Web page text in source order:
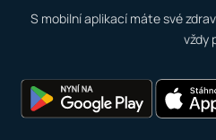
S mobilní aplikací máte své
vždy